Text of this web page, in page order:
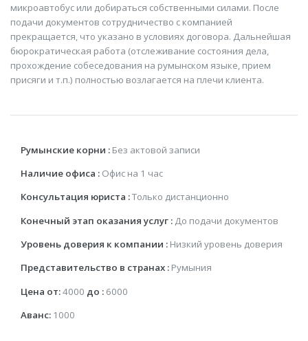
микроавтобус или добираться собственными силами. После
подачи документов сотрудничество с компанией
прекращается, что указано в условиях договора. Дальнейшая
бюрократическая работа (отслеживание состояния дела,
прохождение собеседования на румынском языке, прием
присяги и т.п.) полностью возлагается на плечи клиента.
Румынские корни : Без актовой записи
Наличие офиса : Офис на 1 час
Консультация юриста :Только дистанционно
Конечный этап оказания услуг : До подачи документов
Уровень доверия к компании : Низкий уровень доверия
Представительство в странах : Румыния
Цена от:4000 до : 6000
Аванс: 1000